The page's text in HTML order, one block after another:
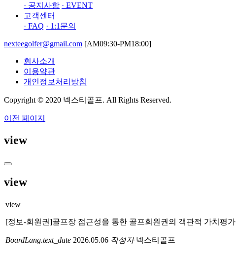
· 공지사항 · EVENT
고객센터
· FAQ · 1:1문의
nexteegolfer@gmail.com [AM09:30-PM18:00]
회사소개
이용약관
개인정보처리방침
Copyright © 2020 넥스티골프. All Rights Reserved.
이전 페이지
view
view
view
[정보-회원권]골프장 접근성을 통한 골프회원권의 객관적 가치평가
BoardLang.text_date 2026.05.06 작성자넥스티골프